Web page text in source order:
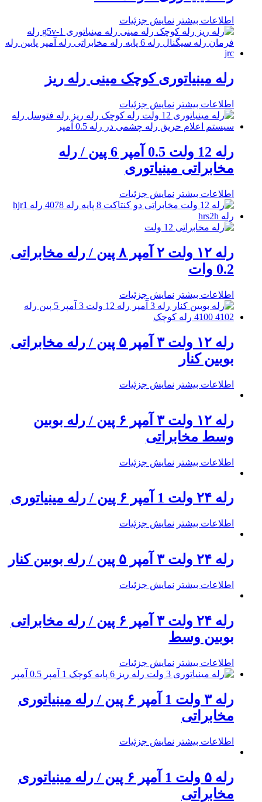
اطلاعات بیشتر نمایش جزئیات
رله مینیاتوری کوچک مینی رله ریز
اطلاعات بیشتر نمایش جزئیات
رله 12 ولت 0.5 آمپر 6 پین / رله
مخابراتی مینیاتوری
اطلاعات بیشتر نمایش جزئیات
رله ۱۲ ولت ۲ آمپر ۸ پین / رله مخابراتی
0.2 وات
اطلاعات بیشتر نمایش جزئیات
رله ۱۲ ولت ۳ آمپر ۵ پین / رله مخابراتی
بوبین کنار
اطلاعات بیشتر نمایش جزئیات
رله ۱۲ ولت ۳ آمپر ۶ پین / رله بوبین
وسط مخابراتی
اطلاعات بیشتر نمایش جزئیات
رله ۲۴ ولت 1 آمپر ۶ پین / رله مینیاتوری
اطلاعات بیشتر نمایش جزئیات
رله ۲۴ ولت ۳ آمپر ۵ پین / رله بوبین کنار
اطلاعات بیشتر نمایش جزئیات
رله ۲۴ ولت ۳ آمپر ۶ پین / رله مخابراتی
بوبین وسط
اطلاعات بیشتر نمایش جزئیات
رله ۳ ولت 1 آمپر ۶ پین / رله مینیاتوری
مخابراتی
اطلاعات بیشتر نمایش جزئیات
رله ۵ ولت 1 آمپر ۶ پین / رله مینیاتوری
مخابراتی